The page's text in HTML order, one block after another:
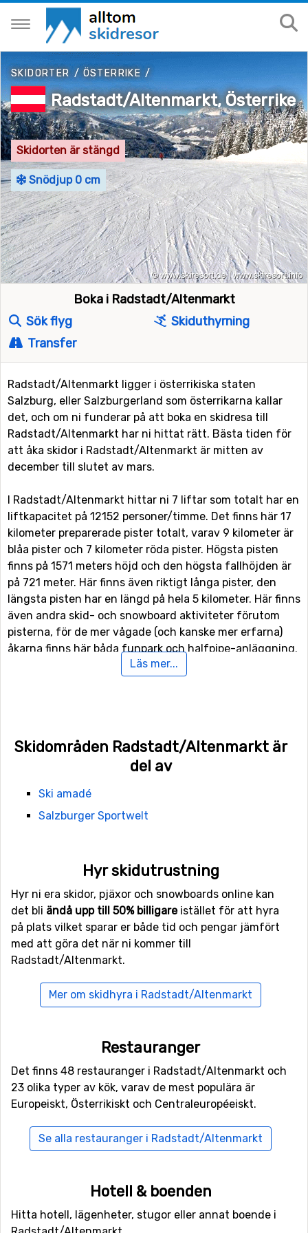
SKIDORTER / ÖSTERRIKE /
Radstadt/Altenmarkt, Österrike
Skidorten är stängd
Snödjup 0 cm
Boka i Radstadt/Altenmarkt
Sök flyg
Skiduthyrning
Transfer
Radstadt/Altenmarkt ligger i österrikiska staten
Salzburg, eller Salzburgerland som österrikarna kallar
det, och om ni funderar på att boka en skidresa till
Radstadt/Altenmarkt har ni hittat rätt. Bästa tiden för
att åka skidor i Radstadt/Altenmarkt är mitten av
december till slutet av mars.
I Radstadt/Altenmarkt hittar ni 7 liftar som totalt har en
liftkapacitet på 12152 personer/timme. Det finns här 17
kilometer preparerade pister totalt, varav 9 kilometer är
blåa pister och 7 kilometer röda pister. Högsta pisten
finns på 1571 meters höjd och den högsta fallhöjden är
på 721 meter. Här finns även riktigt långa pister, den
längsta pisten har en längd på hela 5 kilometer. Här finns
även andra skid- och snowboard aktiviteter förutom
pisterna, för de mer vågade (och kanske mer erfarna)
åkarna finns här båda funpark och halfpipe-anläggning.
Flygplatser nära Radstadt/Altenmarkt
Vill man flyga till Radstadt/Altenmarkt så ligger
flygplatsenWolfgang A Mozart
ett avstånd av 58 kilometer från skidorten. Det är även
möjligt att flyga till flygplatserna
Radstadt/Altenmarkt.
Skidorter i närheten av Radstadt/Altenmarkt
Alldeles runt hörnet, med bara ett avstånd på 6
kilometer från Radstadt/Altenmarkt ligger
hittar även skidorterna
avstånd ochZauchensee, 9 kilometer från
Radstadt/Altenmarkt.
Läs mer...
Skidområden Radstadt/Altenmarkt är
del av
Ski amadé
Salzburger Sportwelt
Hyr skidutrustning
Hyr ni era skidor, pjäxor och snowboards online kan
det bli ändå upp till 50% billigareistället för att hyra
på plats vilket sparar er både tid och pengar jämfört
med att göra det när ni kommer till
Radstadt/Altenmarkt.
Mer om skidhyra i Radstadt/Altenmarkt
Restauranger
Det finns 48 restauranger i Radstadt/Altenmarkt och
23 olika typer av kök, varav de mest populära är
Europeiskt, Österrikiskt och Centraleuropéeiskt.
Se alla restauranger i Radstadt/Altenmarkt
Hotell & boenden
Hitta hotell, lägenheter, stugor eller annat boende i